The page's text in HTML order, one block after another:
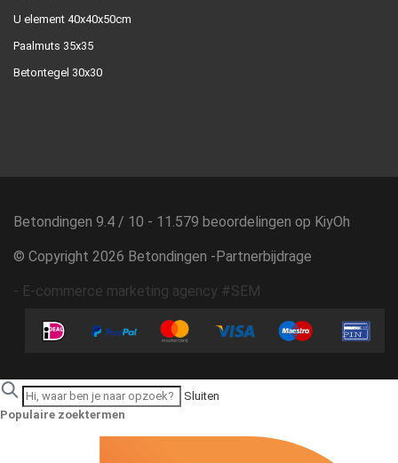
U element 40x40x50cm
Paalmuts 35x35
Betontegel 30x30
Betondingen 9.4 / 10 - 11.579 beoordelingen op KiyOh
© Copyright 2026 Betondingen - Partnerbijdrage
- E-commerce marketing agency #SEM
Sluiten
Populaire zoektermen